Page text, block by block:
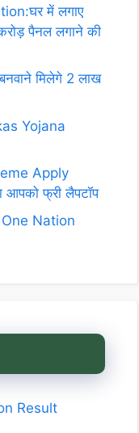
में लगाए
पैनल लगाने की
मिलेगे 2 लाख
Yojana
Apply
फ्री लैपटॉप
Nation
Result